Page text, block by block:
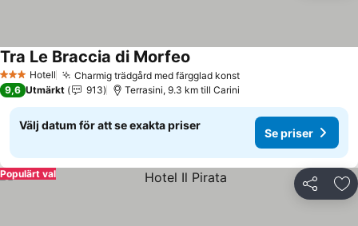
3 StjärnorHotell Charmig trädgård med färgglad konst
Tra Le Braccia di Morfeo
9,6 Utmärkt 913 Terrasini, 9.3 km till Carini
Välj datum för att se exakta priser
Se priser
Dela
Populärt val